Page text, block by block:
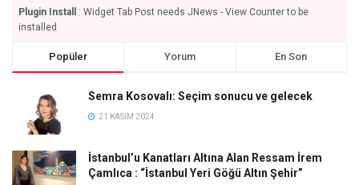
Plugin Install
: Widget Tab Post needs JNews - View Counter to be
installed
Popüler Yorum En Son
Semra Kosovalı: Seçim sonucu ve gelecek
21 KASIM 2024
İstanbul’u Kanatları Altına Alan Ressam İrem
Çamlıca : “İstanbul Yeri Göğü Altın Şehir”